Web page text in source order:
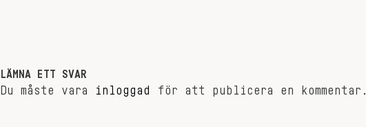
LÄMNA ETT SVAR
Du måste vara inloggad för att publicera en kommentar.